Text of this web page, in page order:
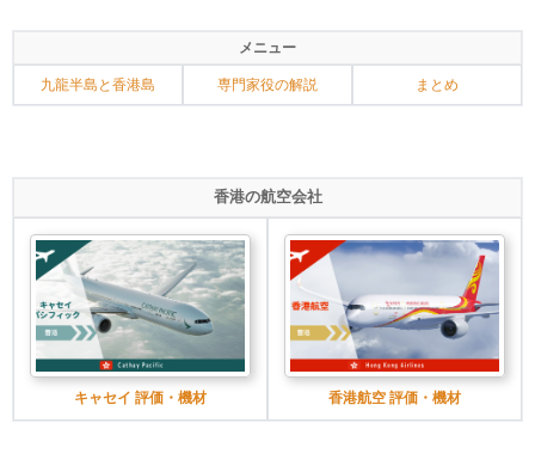
メニュー
九龍半島と香港島 専門家役の解説 まとめ
香港の航空会社
キャセイ 評価・機材 香港航空 評価・機材